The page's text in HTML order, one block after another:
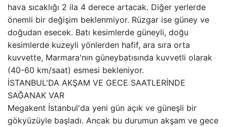
hava sıcaklığı 2 ila 4 derece artacak. Diğer yerlerde
önemli bir değişim beklenmiyor. Rüzgar ise güney ve
doğudan esecek. Batı kesimlerde güneyli, doğu
kesimlerde kuzeyli yönlerden hafif, ara sıra orta
kuvvette, Marmara'nın güneybatısında kuvvetli olarak
(40-60 km/saat) esmesi bekleniyor.
İSTANBUL'DA AKŞAM VE GECE SAATLERİNDE
SAĞANAK VAR
Megakent İstanbul'da yeni gün açık ve güneşli bir
gökyüzüyle başladı. Ancak bu durumun akşam ve gece